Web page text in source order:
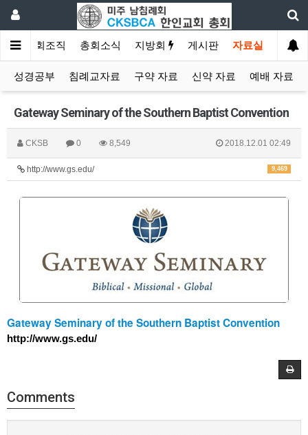
총회조직 총회소식 지방회 게시판 자료실
성경공부 침례교자료 구약 자료 신약 자료 예배 자료
Gateway Seminary of the Southern Baptist Convention
CKSB 0 8,549 2018.12.01 02:49
9,469
http://www.gs.edu/
Gateway Seminary of the Southern Baptist Convention
http://www.gs.edu/
Comments